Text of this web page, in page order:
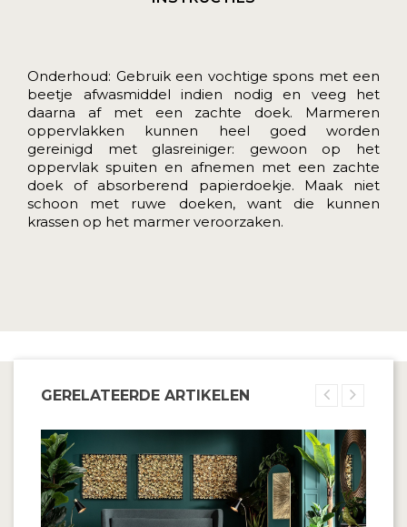
Onderhoud: Gebruik een vochtige spons met een
beetje afwasmiddel indien nodig en veeg het
daarna af met een zachte doek. Marmeren
oppervlakken kunnen heel goed worden
gereinigd met glasreiniger: gewoon op het
oppervlak spuiten en afnemen met een zachte
doek of absorberend papierdoekje. Maak niet
schoon met ruwe doeken, want die kunnen
krassen op het marmer veroorzaken.
GERELATEERDE ARTIKELEN